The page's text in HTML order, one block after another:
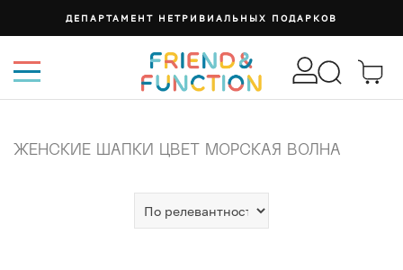
ДЕПАРТАМЕНТ НЕТРИВИАЛЬНЫХ ПОДАРКОВ
ЖЕНСКИЕ ШАПКИ ЦВЕТ МОРСКАЯ ВОЛНА